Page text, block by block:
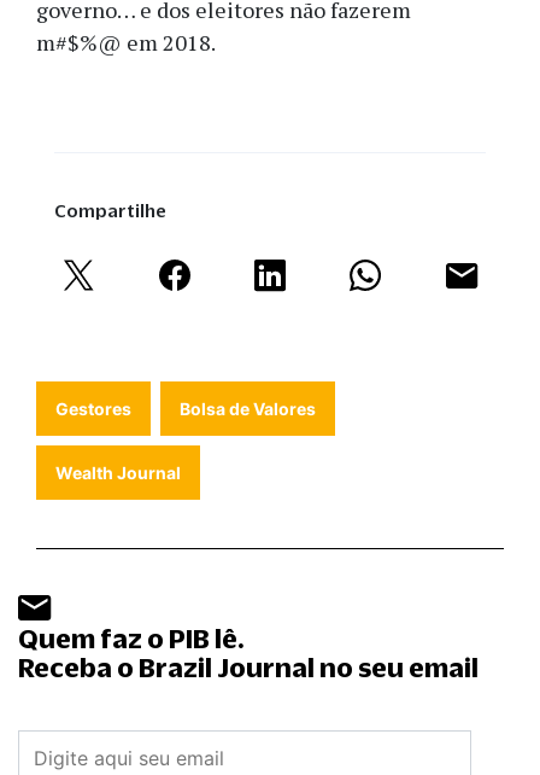
governo… e dos eleitores não fazerem
m#$%@ em 2018.
Compartilhe
Gestores Bolsa de Valores
Wealth Journal
Quem faz o PIB lê.
Receba o Brazil Journal no seu email